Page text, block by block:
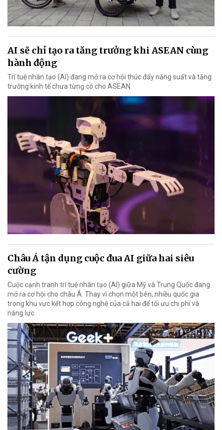
AI sẽ chỉ tạo ra tăng trưởng khi ASEAN cùng
hành động
Trí tuệ nhân tạo (AI) đang mở ra cơ hội thúc đẩy năng suất và tăng
trưởng kinh tế chưa từng có cho ASEAN.
Châu Á tận dụng cuộc đua AI giữa hai siêu
cường
Cuộc cạnh tranh trí tuệ nhân tạo (AI) giữa Mỹ và Trung Quốc đang
mở ra cơ hội cho châu Á. Thay vì chọn một bên, nhiều quốc gia
trong khu vực kết hợp công nghệ của cả hai để tối ưu chi phí và
năng lực.